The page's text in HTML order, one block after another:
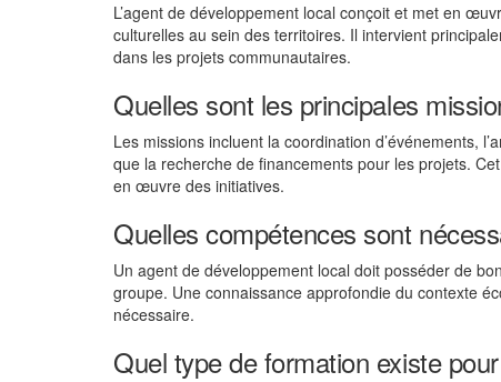
L’agent de développement local conçoit et met en
culturelles au sein des territoires. Il intervient
dans les projets communautaires.
Quelles sont les principales
Les missions incluent la coordination d’événements,
que la recherche de financements pour les projets.
en œuvre des initiatives.
Quelles compétences sont
Un agent de développement local doit posséder de
groupe. Une connaissance approfondie du contexte
nécessaire.
Quel type de formation existe